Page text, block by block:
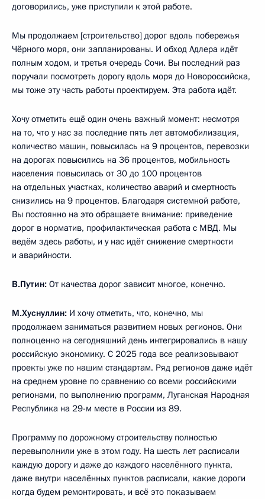
договорились, уже приступили к этой работе.
Мы продолжаем [строительство] дорог вдоль побережья
Чёрного моря, они запланированы. И обход Адлера идёт
полным ходом, и третья очередь Сочи. Вы последний раз
поручали посмотреть дорогу вдоль моря до Новороссийска,
мы тоже эту часть работы проектируем. Эта работа идёт.
Хочу отметить ещё один очень важный момент: несмотря
на то, что у нас за последние пять лет автомобилизация,
количество машин, повысилась на 9 процентов, перевозки
на дорогах повысились на 36 процентов, мобильность
населения повысилась от 30 до 100 процентов
на отдельных участках, количество аварий и смертность
снизились на 9 процентов. Благодаря системной работе,
Вы постоянно на это обращаете внимание: приведение
дорог в норматив, профилактическая работа с МВД. Мы
ведём здесь работы, и у нас идёт снижение смертности
и аварийности.
В.Путин: От качества дорог зависит многое, конечно.
М.Хуснуллин: И хочу отметить, что, конечно, мы
продолжаем заниматься развитием новых регионов. Они
полноценно на сегодняшний день интегрировались в нашу
российскую экономику. С 2025 года все реализовывают
проекты уже по нашим стандартам. Ряд регионов даже идёт
на среднем уровне по сравнению со всеми российскими
регионами, по выполнению программ, Луганская Народная
Республика на 29-м месте в России из 89.
Программу по дорожному строительству полностью
перевыполнили уже в этом году. На шесть лет расписали
каждую дорогу и даже до каждого населённого пункта,
даже внутри населённых пунктов расписали, какие дороги
когда будем ремонтировать, и всё это показываем